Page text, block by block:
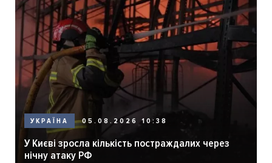
УКРАЇНА 05.08.2026 10:38
У Києві зросла кількість постраждалих через
нічну атаку РФ